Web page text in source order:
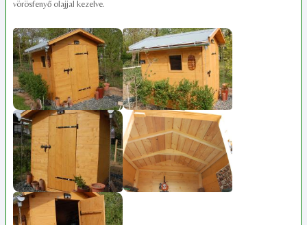
vörösfenyő olajjal kezelve.